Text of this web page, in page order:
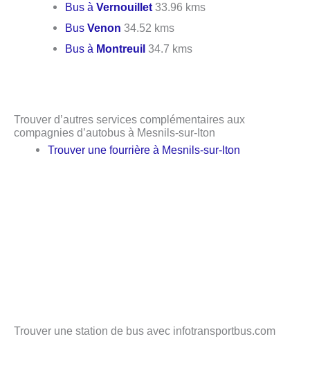
Bus àVernouillet 33.96 kms
BusVenon 34.52 kms
Bus à Montreuil 34.7 kms
Trouver d’autres services complémentaires aux
compagnies d’autobus à Mesnils-sur-Iton
Trouver une fourrière à Mesnils-sur-Iton
Trouver une station de bus avec infotransportbus.com